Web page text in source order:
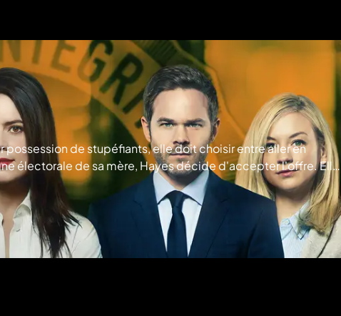
de stupéfiants, elle doit choisir entre aller en
électorale de sa mère, Hayes décide d'accepter l'offre. Elle
et ABC Studios